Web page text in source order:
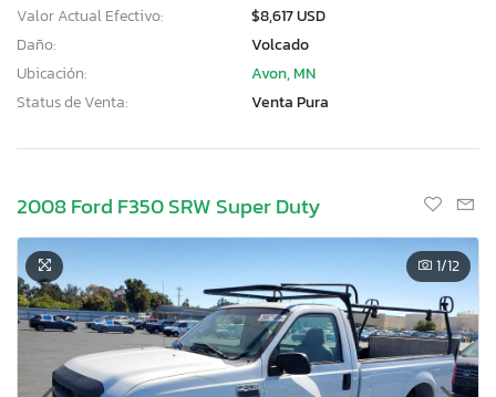
Valor Actual Efectivo:
$8,617 USD
Daño:
Volcado
Ubicación:
Avon, MN
Status de Venta:
Venta Pura
2008 Ford F350 SRW Super Duty
1/12